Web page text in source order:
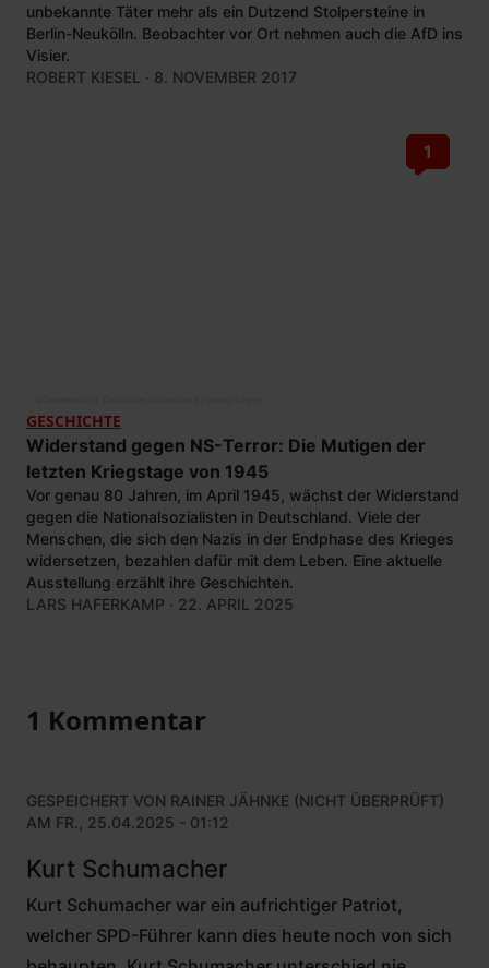
unbekannte Täter mehr als ein Dutzend Stolpersteine in
Berlin-Neukölln. Beobachter vor Ort nehmen auch die AfD ins
Visier.
ROBERT KIESEL · 8. NOVEMBER 2017
1
GESCHICHTE
Widerstand gegen NS-Terror: Die Mutigen der
letzten Kriegstage von 1945
Vor genau 80 Jahren, im April 1945, wächst der Widerstand
gegen die Nationalsozialisten in Deutschland. Viele der
Menschen, die sich den Nazis in der Endphase des Krieges
widersetzen, bezahlen dafür mit dem Leben. Eine aktuelle
Ausstellung erzählt ihre Geschichten.
LARS HAFERKAMP · 22. APRIL 2025
1 Kommentar
GESPEICHERT VON RAINER JÄHNKE (NICHT ÜBERPRÜFT)
AM FR., 25.04.2025 - 01:12
Kurt Schumacher
Kurt Schumacher war ein aufrichtiger Patriot,
welcher SPD-Führer kann dies heute noch von sich